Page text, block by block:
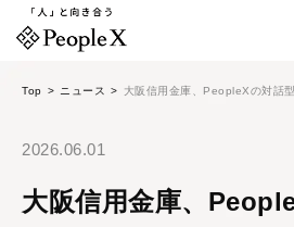
Top ニュース 大阪信用金庫、PeopleXの対話
2026.06.01
大阪信用金庫、